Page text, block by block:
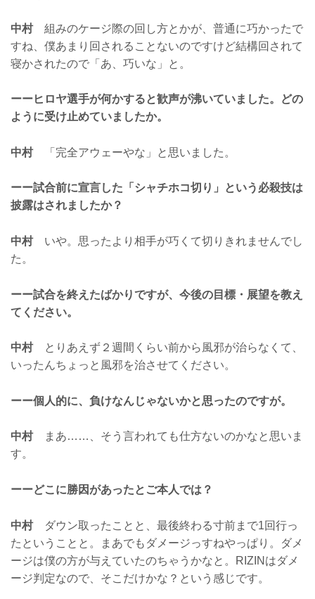
中村組みのケージ際の回し方とかが、普通に巧かったで
すね、僕あまり回されることないのですけど結構回されて
寝かされたので「あ、巧いな」と。
ーーヒロヤ選手が何かすると歓声が沸いていました。どの
ように受け止めていましたか。
中村「完全アウェーやな」と思いました。
ーー試合前に宣言した「シャチホコ切り」という必殺技は
披露はされましたか？
中村いや。思ったより相手が巧くて切りきれませんでし
た。
ーー試合を終えたばかりですが、今後の目標・展望を教え
てください。
中村とりあえず２週間くらい前から風邪が治らなくて、
いったんちょっと風邪を治させてください。
ーー個人的に、負けなんじゃないかと思ったのですが。
中村まあ……、そう言われても仕方ないのかなと思いま
す。
ーーどこに勝因があったとご本人では？
中村ダウン取ったことと、最後終わる寸前まで1回行っ
たということと。まあでもダメージっすねやっぱり。ダメ
ージは僕の方が与えていたのちゃうかなと。RIZINはダメ
ージ判定なので、そこだけかな？という感じです。